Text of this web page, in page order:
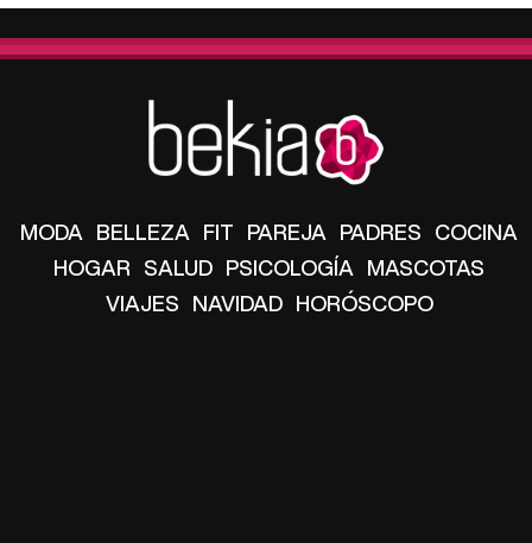
MODA BELLEZA FIT PAREJA PADRES COCINA
HOGAR SALUD PSICOLOGÍA MASCOTAS
VIAJES NAVIDAD HORÓSCOPO